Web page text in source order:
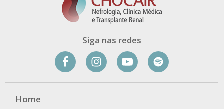
Siga nas redes
Home